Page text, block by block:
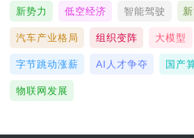
新势力 低空经济 智能驾驶
汽车产业格局 组织变阵 大模型
字节跳动涨薪 AI人才争夺 国产
物联网发展